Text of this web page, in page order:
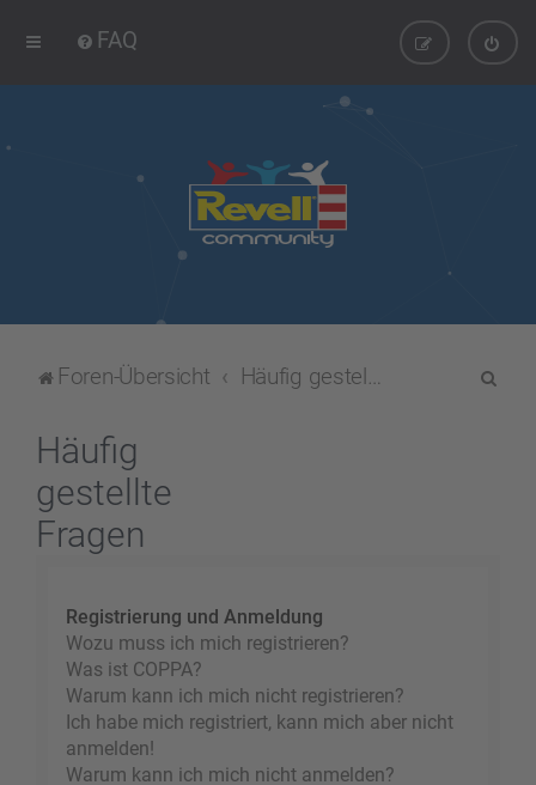
FAQ
Foren-Übersicht Häufig gestellte Fragen
Häufig
gestellte
Fragen
Registrierung und Anmeldung
Wozu muss ich mich registrieren?
Was ist COPPA?
Warum kann ich mich nicht registrieren?
Ich habe mich registriert, kann mich aber nicht
anmelden!
Warum kann ich mich nicht anmelden?